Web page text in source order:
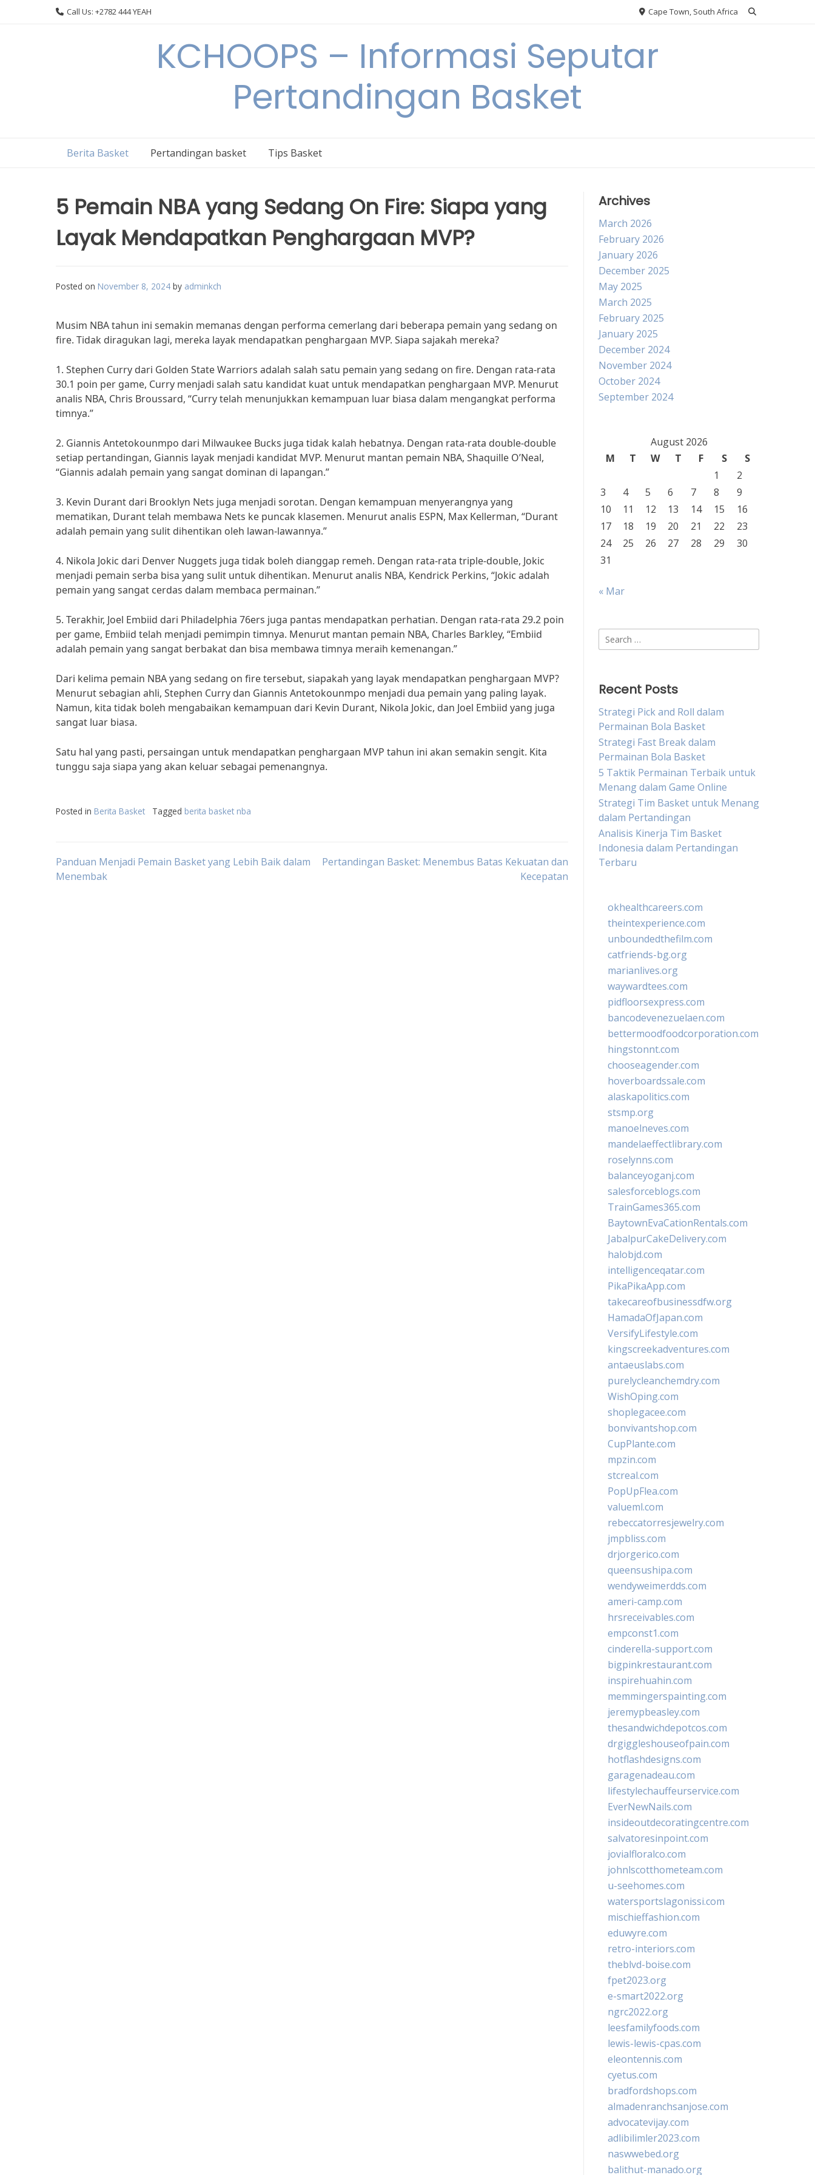
Call Us: +2782 444 YEAH Cape Town, South Africa
KCHOOPS – Informasi Seputar
Pertandingan Basket
Berita Basket Pertandingan basket Tips Basket
5 Pemain NBA yang Sedang On Fire: Siapa yang
Layak Mendapatkan Penghargaan MVP?
Posted on November 8, 2024 by adminkch
Musim NBA tahun ini semakin memanas dengan performa cemerlang dari beberapa pemain yang sedang on
fire. Tidak diragukan lagi, mereka layak mendapatkan penghargaan MVP. Siapa sajakah mereka?
1. Stephen Curry dari Golden State Warriors adalah salah satu pemain yang sedang on fire. Dengan rata-rata
30.1 poin per game, Curry menjadi salah satu kandidat kuat untuk mendapatkan penghargaan MVP. Menurut
analis NBA, Chris Broussard, “Curry telah menunjukkan kemampuan luar biasa dalam mengangkat performa
timnya.”
2. Giannis Antetokounmpo dari Milwaukee Bucks juga tidak kalah hebatnya. Dengan rata-rata double-double
setiap pertandingan, Giannis layak menjadi kandidat MVP. Menurut mantan pemain NBA, Shaquille O’Neal,
“Giannis adalah pemain yang sangat dominan di lapangan.”
3. Kevin Durant dari Brooklyn Nets juga menjadi sorotan. Dengan kemampuan menyerangnya yang
mematikan, Durant telah membawa Nets ke puncak klasemen. Menurut analis ESPN, Max Kellerman, “Durant
adalah pemain yang sulit dihentikan oleh lawan-lawannya.”
4. Nikola Jokic dari Denver Nuggets juga tidak boleh dianggap remeh. Dengan rata-rata triple-double, Jokic
menjadi pemain serba bisa yang sulit untuk dihentikan. Menurut analis NBA, Kendrick Perkins, “Jokic adalah
pemain yang sangat cerdas dalam membaca permainan.”
5. Terakhir, Joel Embiid dari Philadelphia 76ers juga pantas mendapatkan perhatian. Dengan rata-rata 29.2 poin
per game, Embiid telah menjadi pemimpin timnya. Menurut mantan pemain NBA, Charles Barkley, “Embiid
adalah pemain yang sangat berbakat dan bisa membawa timnya meraih kemenangan.”
Dari kelima pemain NBA yang sedang on fire tersebut, siapakah yang layak mendapatkan penghargaan MVP?
Menurut sebagian ahli, Stephen Curry dan Giannis Antetokounmpo menjadi dua pemain yang paling layak.
Namun, kita tidak boleh mengabaikan kemampuan dari Kevin Durant, Nikola Jokic, dan Joel Embiid yang juga
sangat luar biasa.
Satu hal yang pasti, persaingan untuk mendapatkan penghargaan MVP tahun ini akan semakin sengit. Kita
tunggu saja siapa yang akan keluar sebagai pemenangnya.
Posted in Berita Basket Tagged berita basket nba
Post
Panduan Menjadi Pemain Basket yang Lebih Baik dalam
Menembak
Pertandingan Basket: Menembus Batas Kekuatan dan
Kecepatan
Archives
March 2026
February 2026
January 2026
December 2025
May 2025
March 2025
February 2025
January 2025
December 2024
November 2024
October 2024
September 2024
August 2026
M
T W T F S
S
1
2
3
4 5 6 7 8
9
10
11 12 13 14 15
16
17
18 19 20 21 22
23
24
25 26 27 28 29
30
31
« Mar
Search
for:
Recent Posts
Strategi Pick and Roll dalam
Permainan Bola Basket
Strategi Fast Break dalam
Permainan Bola Basket
5 Taktik Permainan Terbaik untuk
Menang dalam Game Online
Strategi Tim Basket untuk Menang
dalam Pertandingan
Analisis Kinerja Tim Basket
Indonesia dalam Pertandingan
Terbaru
okhealthcareers.com
theintexperience.com
unboundedthefilm.com
catfriends-bg.org
marianlives.org
waywardtees.com
pidfloorsexpress.com
bancodevenezuelaen.com
bettermoodfoodcorporation.com
hingstonnt.com
chooseagender.com
hoverboardssale.com
alaskapolitics.com
stsmp.org
manoelneves.com
mandelaeffectlibrary.com
roselynns.com
balanceyoganj.com
salesforceblogs.com
TrainGames365.com
BaytownEvaCationRentals.com
JabalpurCakeDelivery.com
halobjd.com
intelligenceqatar.com
PikaPikaApp.com
takecareofbusinessdfw.org
HamadaOfJapan.com
VersifyLifestyle.com
kingscreekadventures.com
antaeuslabs.com
purelycleanchemdry.com
WishOping.com
shoplegacee.com
bonvivantshop.com
CupPlante.com
mpzin.com
stcreal.com
PopUpFlea.com
valueml.com
rebeccatorresjewelry.com
jmpbliss.com
drjorgerico.com
queensushipa.com
wendyweimerdds.com
ameri-camp.com
hrsreceivables.com
empconst1.com
cinderella-support.com
bigpinkrestaurant.com
inspirehuahin.com
memmingerspainting.com
jeremypbeasley.com
thesandwichdepotcos.com
drgiggleshouseofpain.com
hotflashdesigns.com
garagenadeau.com
lifestylechauffeurservice.com
EverNewNails.com
insideoutdecoratingcentre.com
salvatoresinpoint.com
jovialfloralco.com
johnlscotthometeam.com
u-seehomes.com
watersportslagonissi.com
mischieffashion.com
eduwyre.com
retro-interiors.com
theblvd-boise.com
fpet2023.org
e-smart2022.org
ngrc2022.org
leesfamilyfoods.com
lewis-lewis-cpas.com
eleontennis.com
cyetus.com
bradfordshops.com
almadenranchsanjose.com
advocatevijay.com
adlibilimler2023.com
naswwebed.org
balithut-manado.org